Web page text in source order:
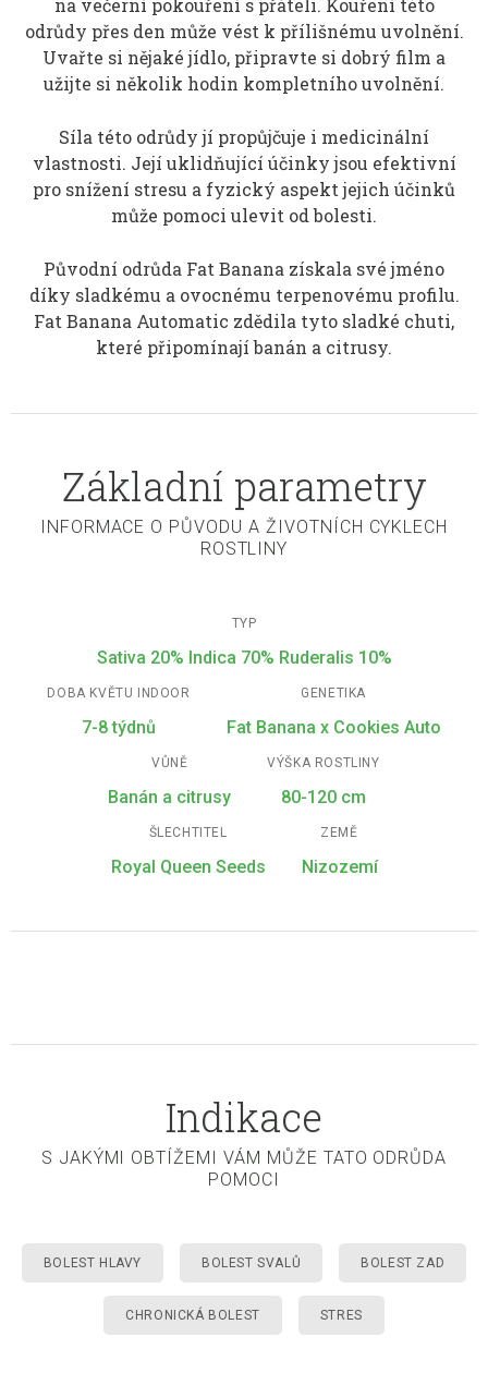
na večerní pokouření s přáteli. Kouření této
odrůdy přes den může vést k přílišnému uvolnění.
Uvařte si nějaké jídlo, připravte si dobrý film a
užijte si několik hodin kompletního uvolnění.
Síla této odrůdy jí propůjčuje i medicinální
vlastnosti. Její uklidňující účinky jsou efektivní
pro snížení stresu a fyzický aspekt jejich účinků
může pomoci ulevit od bolesti.
Původní odrůda Fat Banana získala své jméno
díky sladkému a ovocnému terpenovému profilu.
Fat Banana Automatic zdědila tyto sladké chuti,
které připomínají banán a citrusy.
Základní parametry
INFORMACE O PŮVODU A ŽIVOTNÍCH CYKLECH
ROSTLINY
TYP
Sativa 20% Indica 70% Ruderalis 10%
DOBA KVĚTU INDOOR
7-8 týdnů
GENETIKA
Fat Banana x Cookies Auto
VŮNĚ
Banán a citrusy
VÝŠKA ROSTLINY
80-120 cm
ŠLECHTITEL
Royal Queen Seeds
ZEMĚ
Nizozemí
Indikace
S JAKÝMI OBTÍŽEMI VÁM MŮŽE TATO ODRŮDA
POMOCI
BOLEST HLAVY BOLEST SVALŮ BOLEST ZAD
CHRONICKÁ BOLEST STRES